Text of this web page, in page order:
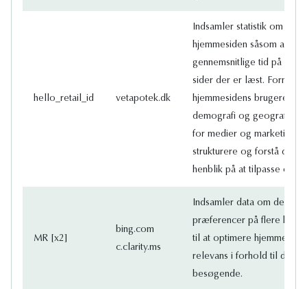
hello_retail_id vetapotek.dk
Indsamler statistik om
hjemmesiden såsom
gennemsnitlige tid på
sider der er læst. Formålet
hjemmesidens brugere
demografi og geografi for
for medier og
strukturere og forstå
henblik på at tilpasse
MR [x2]
bing.com
c.clarity.ms
Indsamler data om den
præferencer på flere
til at optimere
relevans i forhold til den
besøgende.